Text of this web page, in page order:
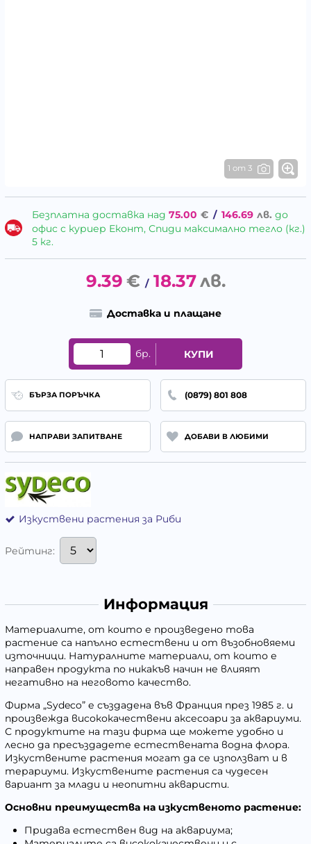
1 от 3
Безплатна доставка над 75.00 € / 146.69 лв. до
офис с куриер Еконт, Спиди максимално тегло (кг.)
5 кг.
9.39 € / 18.37лв.
Доставка и плащане
бр. КУПИ
БЪРЗА ПОРЪЧКА (0879) 801 808
НАПРАВИ ЗАПИТВАНЕ ДОБАВИ В ЛЮБИМИ
Изкуствени растения за Риби
Рейтинг:
Информация
Материалите, от които е произведено това
растение са напълно естествени и от възобновяеми
източници. Натуралните материали, от които е
направен продукта по никакъв начин не влияят
негативно на неговото качество.
Фирма „Sydeco” е създадена във Франция през 1985 г. и
произвежда висококачествени аксесоари за аквариуми.
С продуктите на тази фирма ще можете удобно и
лесно да пресъздадете естествената водна флора.
Изкуствените растения могат да се използват и в
терариуми. Изкуствените растения са чудесен
вариант за млади и неопитни акваристи.
Основни преимущества на изкуственото растение:
Придава естествен вид на аквариума;